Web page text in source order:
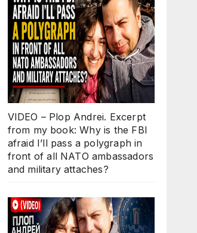
VIDEO – Plop Andrei. Excerpt
from my book: Why is the FBI
afraid I’ll pass a polygraph in
front of all NATO ambassadors
and military attaches?